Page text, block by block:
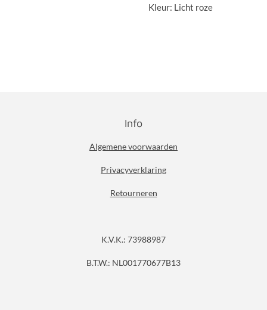
Kleur: Licht roze
Info
Algemene voorwaarden
Privacyverklaring
Retourneren
K.V.K.: 73988987
B.T.W.: NL001770677B13